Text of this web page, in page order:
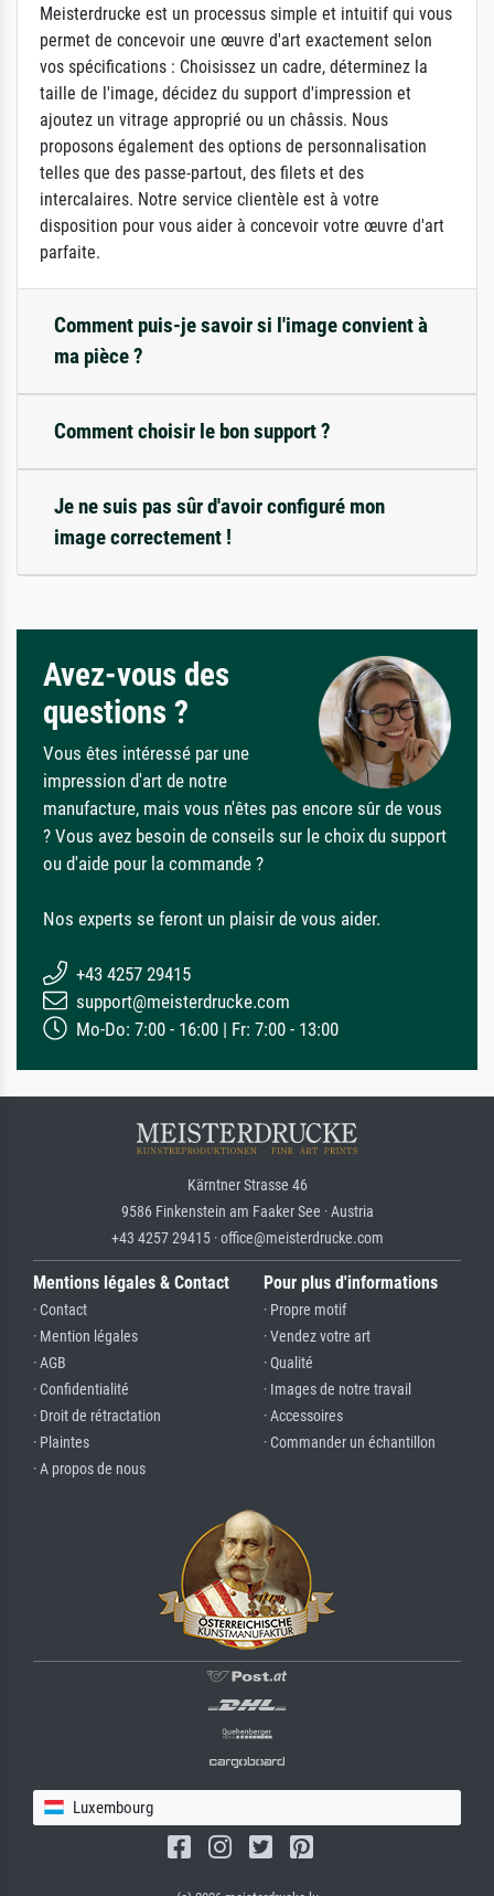
Meisterdrucke est un processus simple et intuitif qui vous
permet de concevoir une œuvre d'art exactement selon
vos spécifications : Choisissez un cadre, déterminez la
taille de l'image, décidez du support d'impression et
ajoutez un vitrage approprié ou un châssis. Nous
proposons également des options de personnalisation
telles que des passe-partout, des filets et des
intercalaires. Notre service clientèle est à votre
disposition pour vous aider à concevoir votre œuvre d'art
parfaite.
Comment puis-je savoir si l'image convient à
ma pièce ?
Comment choisir le bon support ?
Je ne suis pas sûr d'avoir configuré mon
image correctement !
Avez-vous des
questions ?
Vous êtes intéressé par une
impression d'art de notre
manufacture, mais vous n'êtes pas encore sûr de vous
? Vous avez besoin de conseils sur le choix du support
ou d'aide pour la commande ?
Nos experts se feront un plaisir de vous aider.
+43 4257 29415
support@meisterdrucke.com
Mo-Do: 7:00 - 16:00 | Fr: 7:00 - 13:00
Kärntner Strasse 46
9586 Finkenstein am Faaker See · Austria
+43 4257 29415 · office@meisterdrucke.com
Mentions légales & Contact
· Contact
· Mention légales
· AGB
· Confidentialité
· Droit de rétractation
· Plaintes
· A propos de nous
Pour plus d'informations
· Propre motif
· Vendez votre art
· Qualité
· Images de notre travail
· Accessoires
· Commander un échantillon
Luxembourg